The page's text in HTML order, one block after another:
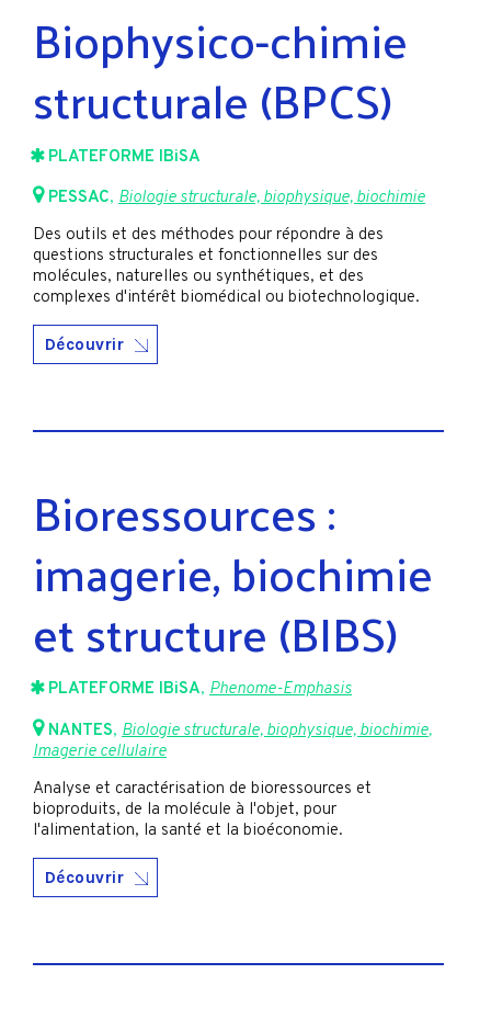
Biophysico-chimie
structurale (BPCS)
PLATEFORME IBiSA
PESSAC, Biologie structurale, biophysique, biochimie
Des outils et des méthodes pour répondre à des
questions structurales et fonctionnelles sur des
molécules, naturelles ou synthétiques, et des
complexes d'intérêt biomédical ou biotechnologique.
Découvrir
Bioressources :
imagerie, biochimie
et structure (BIBS)
PLATEFORME IBiSA, Phenome-Emphasis
NANTES, Biologie structurale, biophysique, biochimie,
Imagerie cellulaire
Analyse et caractérisation de bioressources et
bioproduits, de la molécule à l'objet, pour
l'alimentation, la santé et la bioéconomie.
Découvrir